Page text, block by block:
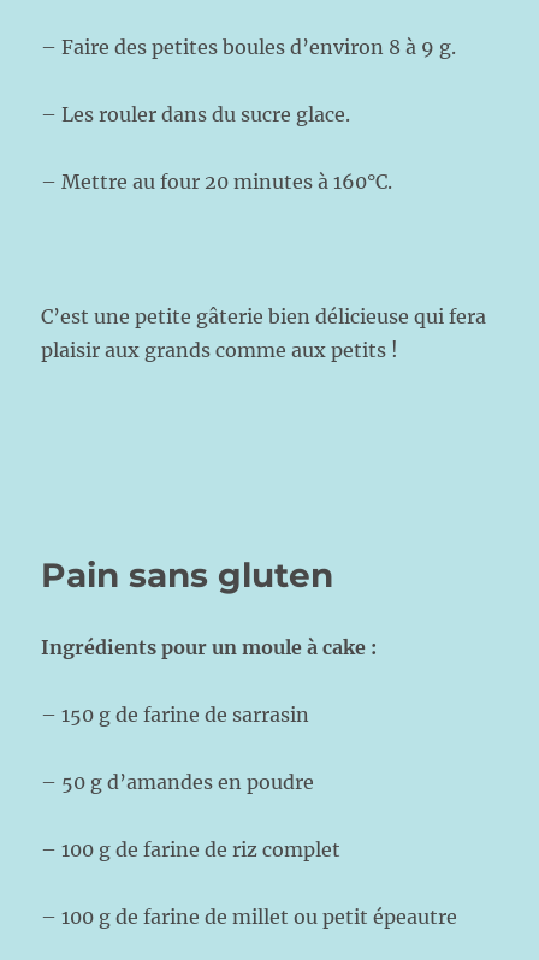
– Faire des petites boules d’environ 8 à 9 g.
– Les rouler dans du sucre glace.
– Mettre au four 20 minutes à 160°C.
C’est une petite gâterie bien délicieuse qui fera
plaisir aux grands comme aux petits !
Pain sans gluten
Ingrédients pour un moule à cake :
– 150 g de farine de sarrasin
– 50 g d’amandes en poudre
– 100 g de farine de riz complet
– 100 g de farine de millet ou petit épeautre